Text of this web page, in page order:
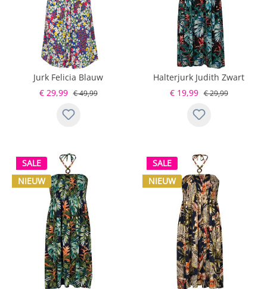
Jurk Felicia Blauw
€ 29,99 € 49,99
Halterjurk Judith Zwart
€ 19,99 € 29,99
SALE
NIEUW
SALE
NIEUW